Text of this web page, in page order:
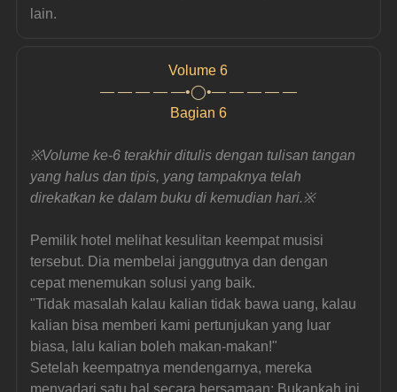
lain.
Volume 6
— — — — —•◯•— — — — —
Bagian 6
※Volume ke-6 terakhir ditulis dengan tulisan tangan
yang halus dan tipis, yang tampaknya telah
direkatkan ke dalam buku di kemudian hari.※
Pemilik hotel melihat kesulitan keempat musisi
tersebut. Dia membelai janggutnya dan dengan
cepat menemukan solusi yang baik.
"Tidak masalah kalau kalian tidak bawa uang, kalau
kalian bisa memberi kami pertunjukan yang luar
biasa, lalu kalian boleh makan-makan!"
Setelah keempatnya mendengarnya, mereka
menyadari satu hal secara bersamaan: Bukankah ini